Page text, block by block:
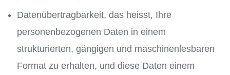
Datenübertragbarkeit, das heisst, Ihre
personenbezogenen Daten in einem
strukturierten, gängigen und maschinenlesbaren
Format zu erhalten, und diese Daten einem